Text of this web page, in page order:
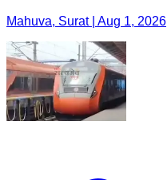
Mahuva, Surat | Aug 1, 2026